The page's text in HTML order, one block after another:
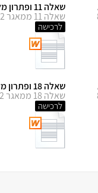
שאלה 11 ופתרון מלא
שאלה 11 ממאגר 802
לרכישה
שאלה 18 ופתרון מלא
שאלה 18 ממאגר 802
לרכישה